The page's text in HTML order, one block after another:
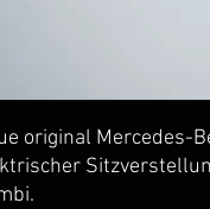
original Mercedes-